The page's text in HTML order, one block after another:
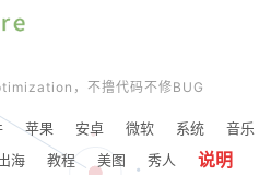
，不撸代码不修BUG
苹果 安卓 微软 系统
音乐
海 教程 美图 秀人 说明